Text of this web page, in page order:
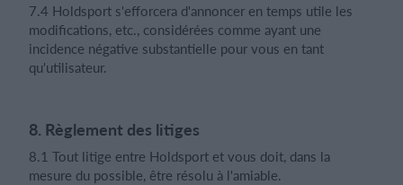
7.4 Holdsport s'efforcera d'annoncer en temps utile les
modifications, etc., considérées comme ayant une
incidence négative substantielle pour vous en tant
qu'utilisateur.
8. Règlement des litiges
8.1 Tout litige entre Holdsport et vous doit, dans la
mesure du possible, être résolu à l'amiable.